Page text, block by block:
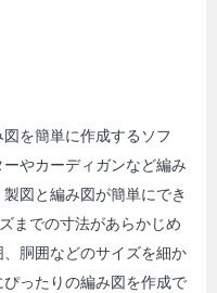
を簡単に作成するソフ
やカーディガンなど編み
図と編み図が簡単にでき
までの寸法があらかじめ
胴囲などのサイズを細か
ったりの編み図を作成で